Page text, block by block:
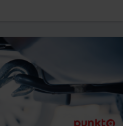
samochód w trakcie trwania